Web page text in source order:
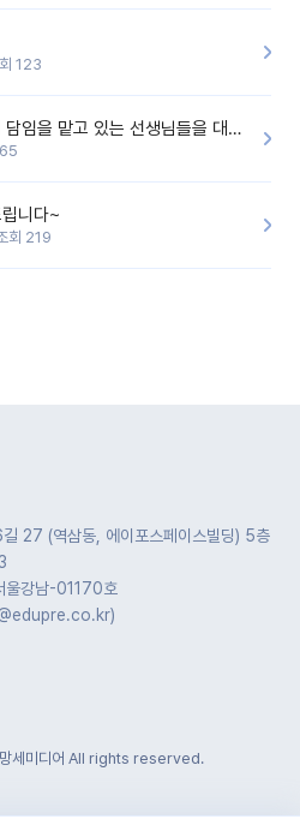
123
[설문조사/기프티콘] 만3-5세 담임을 맡고 있는 선생님들을 대상으로 설문조사를 합니다!
니다~
회 219
27 (역삼동, 에이포스페이스빌딩) 5층
울강남-01170호
세미디어 All rights reserved.